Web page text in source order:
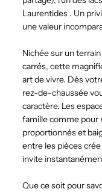
Laurentides . Un
une valeur
Nichée sur un
carrés, cette
art de vivre. Dès
rez-de-chaussée
caractère. Les
famille comme pour
proportionnés et
entre les pièces
invite
Que ce soit pour